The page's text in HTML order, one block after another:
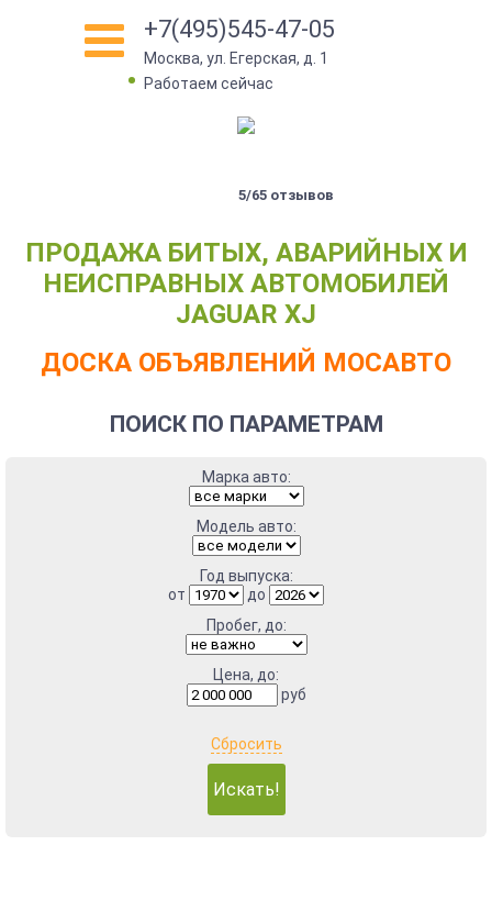
+7(495)545-47-05
Москва, ул. Егерская, д. 1
Работаем сейчас
5/65 отзывов
ПРОДАЖА БИТЫХ, АВАРИЙНЫХ И
НЕИСПРАВНЫХ АВТОМОБИЛЕЙ
JAGUAR XJ
ДОСКА ОБЪЯВЛЕНИЙ МОСАВТО
ПОИСК ПО ПАРАМЕТРАМ
Марка авто:
Модель авто:
Год выпуска:
от
до
Пробег, до:
Цена, до:
руб
Сбросить